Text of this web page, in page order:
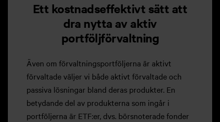
Ett kostnadseffektivt sätt att
dra nytta av aktiv
portföljförvaltning
Även om förvaltningsportföljerna är aktivt
förvaltade väljer vi både aktivt förvaltade och
passiva lösningar bland deras produkter. En
betydande del av produkterna som ingår i
portföljerna är ETF:er, dvs. börsnoterade fonder